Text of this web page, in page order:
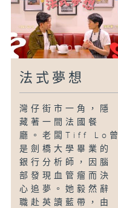
法式夢想
灣仔街市一角，隱
藏著一間法國餐
廳。老闆Tiff Lo曾
是劍橋大學畢業的
銀行分析師，因腦
部發現血管瘤而決
心追夢。她毅然辭
職赴英讀藍帶，由